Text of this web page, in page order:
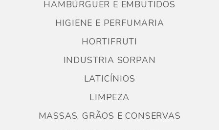
HAMBÚRGUER E EMBUTIDOS
HIGIENE E PERFUMARIA
HORTIFRUTI
INDUSTRIA SORPAN
LATICÍNIOS
LIMPEZA
MASSAS, GRÃOS E CONSERVAS